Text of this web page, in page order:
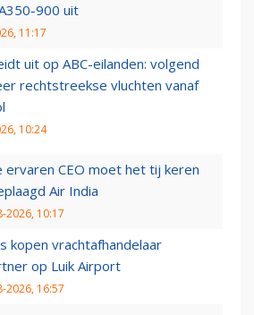
900 uit
11:17
uit op ABC-eilanden: volgend
rechtstreekse vluchten vanaf
10:24
ervaren CEO moet het tij keren
Air India
2026, 10:17
kopen vrachtafhandelaar
op Luik Airport
2026, 16:57